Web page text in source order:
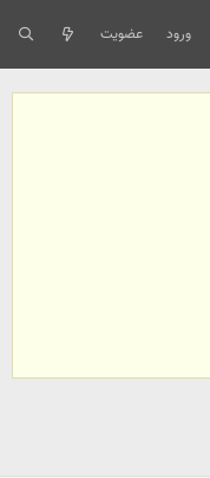
ورود عضویت